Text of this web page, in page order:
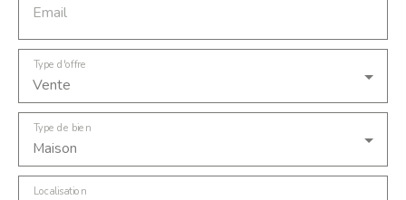
Email
Vente
Type d'offre
Maison
Type de bien
Localisation